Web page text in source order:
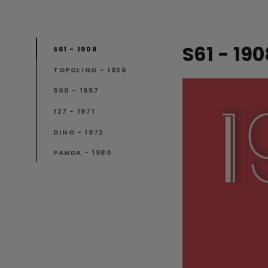
S61 - 1908
TOPOLINO - 1936
500 - 1957
127 - 1971
DINO - 1972
PANDA - 1980
S61 -